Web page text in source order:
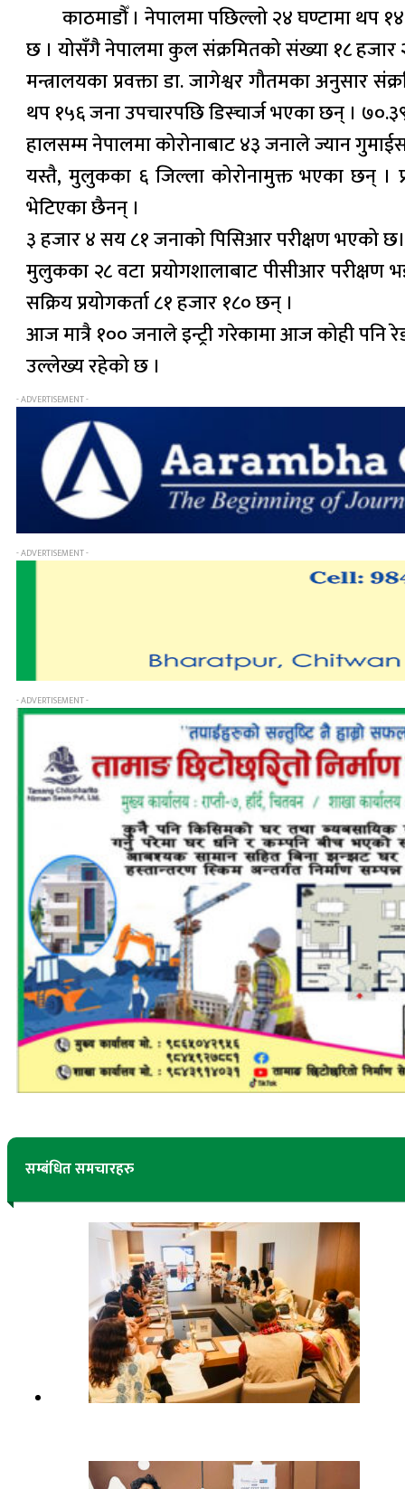
काठमाडौँ । नेपालमा पछिल्लो २४ घण्टामा थप
छ । योसँगै नेपालमा कुल संक्रमितको संख्या १८
मन्त्रालयका प्रवक्ता डा. जागेश्वर गौतमका अनुसार
थप १५६ जना उपचारपछि डिस्चार्ज भएका छन् ।
हालसम्म नेपालमा कोरोनाबाट ४३ जनाले ज्यान
यस्तै, मुलुकका ६ जिल्ला कोरोनामुक्त भएका छन् ।
भेटिएका छैनन् ।
३ हजार ४ सय ८१ जनाको पिसिआर परीक्षण भएको
मुलुकका २८ वटा प्रयोगशालाबाट पीसीआर
सक्रिय प्रयोगकर्ता ८१ हजार १८० छन् ।
आज मात्रै १०० जनाले इन्ट्री गरेकामा आज कोही पनि
उल्लेख्य रहेको छ ।
- ADVERTISEMENT -
- ADVERTISEMENT -
- ADVERTISEMENT -
सम्बंधित समचारहरु